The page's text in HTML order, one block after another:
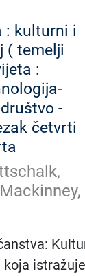
: kulturni i
( temelji
:
-
četvrti
koja